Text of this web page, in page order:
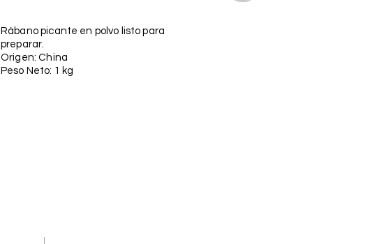
Rábano picante en polvo listo para
preparar.
Origen: China
Peso Neto: 1 kg